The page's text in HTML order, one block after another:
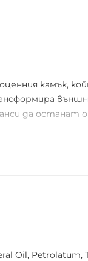
камък,
да останат
Oil,